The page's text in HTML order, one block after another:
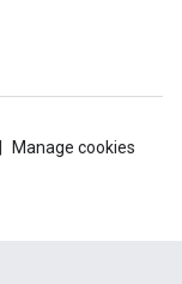
Manage cookies